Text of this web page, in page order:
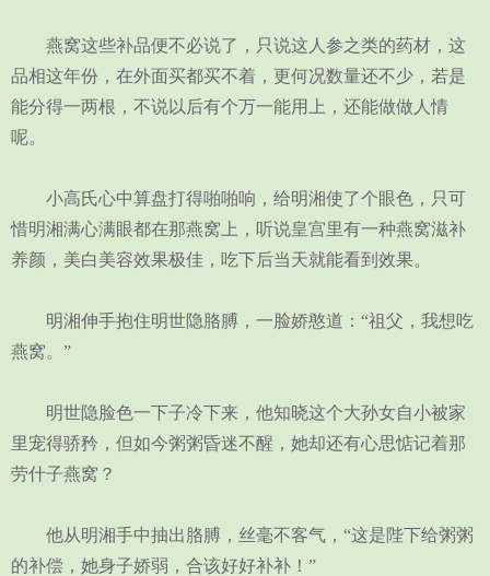
燕窝这些补品便不必说了，只说这人参之类的药材，这
品相这年份，在外面买都买不着，更何况数量还不少，若是
能分得一两根，不说以后有个万一能用上，还能做做人情
呢。
小高氏心中算盘打得啪啪响，给明湘使了个眼色，只可
惜明湘满心满眼都在那燕窝上，听说皇宫里有一种燕窝滋补
养颜，美白美容效果极佳，吃下后当天就能看到效果。
明湘伸手抱住明世隐胳膊，一脸娇憨道：“祖父，我想吃
燕窝。”
明世隐脸色一下子冷下来，他知晓这个大孙女自小被家
里宠得骄矜，但如今粥粥昏迷不醒，她却还有心思惦记着那
劳什子燕窝？
他从明湘手中抽出胳膊，丝毫不客气，“这是陛下给粥粥
的补偿，她身子娇弱，合该好好补补！”